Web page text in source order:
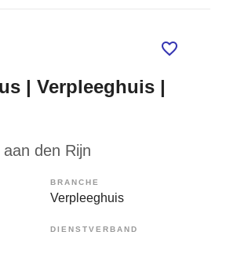
| Verpleeghuis |
den Rijn
BRANCHE
Verpleeghuis
DIENSTVERBAND